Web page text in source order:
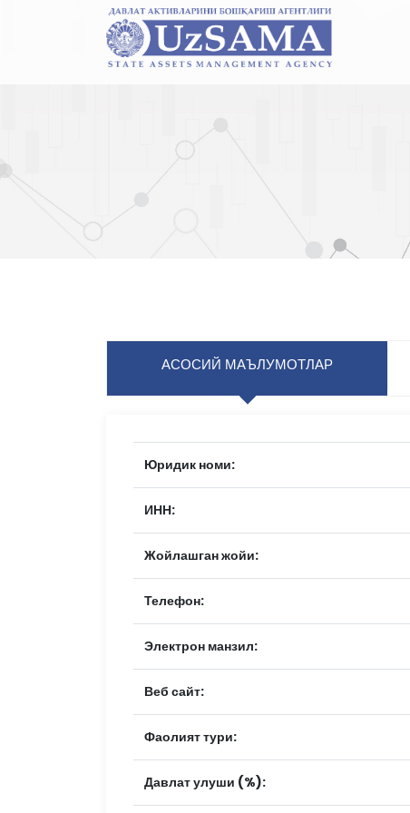
АСОСИЙ МАЪЛУМОТЛАР
Юридик номи:
ИНН:
Жойлашган жойи:
Телефон:
Электрон манзил:
Веб сайт:
Фаолият тури:
Давлат улуши (%):